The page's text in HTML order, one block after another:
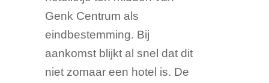
Genk Centrum als
eindbestemming. Bij
aankomst blijkt al snel dat dit
niet zomaar een hotel is. De